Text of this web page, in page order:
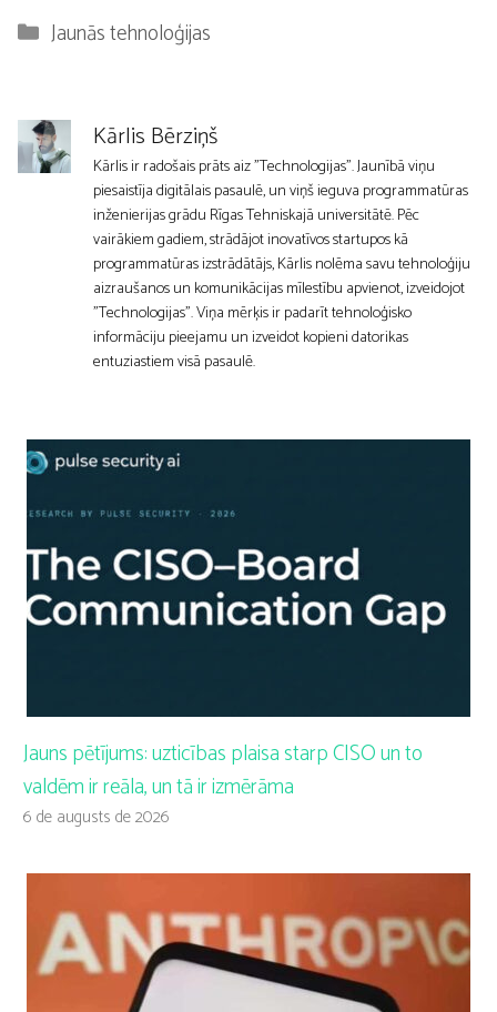
Kategorijas
Jaunās tehnoloģijas
Kārlis Bērziņš
Kārlis ir radošais prāts aiz "Technologijas". Jaunībā viņu
piesaistīja digitālais pasaulē, un viņš ieguva programmatūras
inženierijas grādu Rīgas Tehniskajā universitātē. Pēc
vairākiem gadiem, strādājot inovatīvos startupos kā
programmatūras izstrādātājs, Kārlis nolēma savu tehnoloģiju
aizraušanos un komunikācijas mīlestību apvienot, izveidojot
"Technologijas". Viņa mērķis ir padarīt tehnoloģisko
informāciju pieejamu un izveidot kopieni datorikas
entuziastiem visā pasaulē.
Jauns pētījums: uzticības plaisa starp CISO un to
valdēm ir reāla, un tā ir izmērāma
6 de augusts de 2026